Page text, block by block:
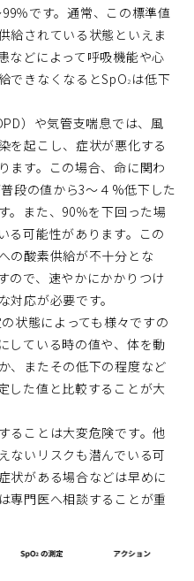
％です。通常、この標準値
給されている状態といえま
などによって呼吸機能や心
できなくなるとSpO 2 は低下
）や気管支喘息では、風
を起こし、症状が悪化する
ます。この場合、命に関わ
段の値から3～４%低下した
。また、90％を下回った場
る可能性があります。この
の酸素供給が不十分とな
ので、速やかにかかりつけ
応が必要です。
状態によっても様々ですの
している時の値や、体を動
、またその低下の程度など
した値と比較することが大
ることは大変危険です。他
ないリスクも潜んでいる可
状がある場合などは早めに
専門医へ相談することが重